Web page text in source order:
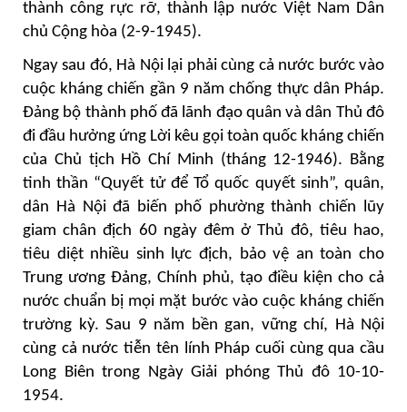
thành công rực rỡ, thành lập nước Việt Nam Dân
chủ Cộng hòa (2-9-1945).
Ngay sau đó, Hà Nội lại phải cùng cả nước bước vào
cuộc kháng chiến gần 9 năm chống thực dân Pháp.
Đảng bộ thành phố đã lãnh đạo quân và dân Thủ đô
đi đầu hưởng ứng Lời kêu gọi toàn quốc kháng chiến
của Chủ tịch Hồ Chí Minh (tháng 12-1946). Bằng
tinh thần “Quyết tử để Tổ quốc quyết sinh”, quân,
dân Hà Nội đã biến phố phường thành chiến lũy
giam chân địch 60 ngày đêm ở Thủ đô, tiêu hao,
tiêu diệt nhiều sinh lực địch, bảo vệ an toàn cho
Trung ương Đảng, Chính phủ, tạo điều kiện cho cả
nước chuẩn bị mọi mặt bước vào cuộc kháng chiến
trường kỳ. Sau 9 năm bền gan, vững chí, Hà Nội
cùng cả nước tiễn tên lính Pháp cuối cùng qua cầu
Long Biên trong Ngày Giải phóng Thủ đô 10-10-
1954.